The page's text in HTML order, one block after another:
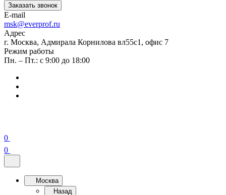
Заказать звонок
E-mail
msk@everprof.ru
Адрес
г. Москва, Адмирала Корнилова вл55с1, офис 7
Режим работы
Пн. – Пт.: с 9:00 до 18:00
0
0
Москва
Назад